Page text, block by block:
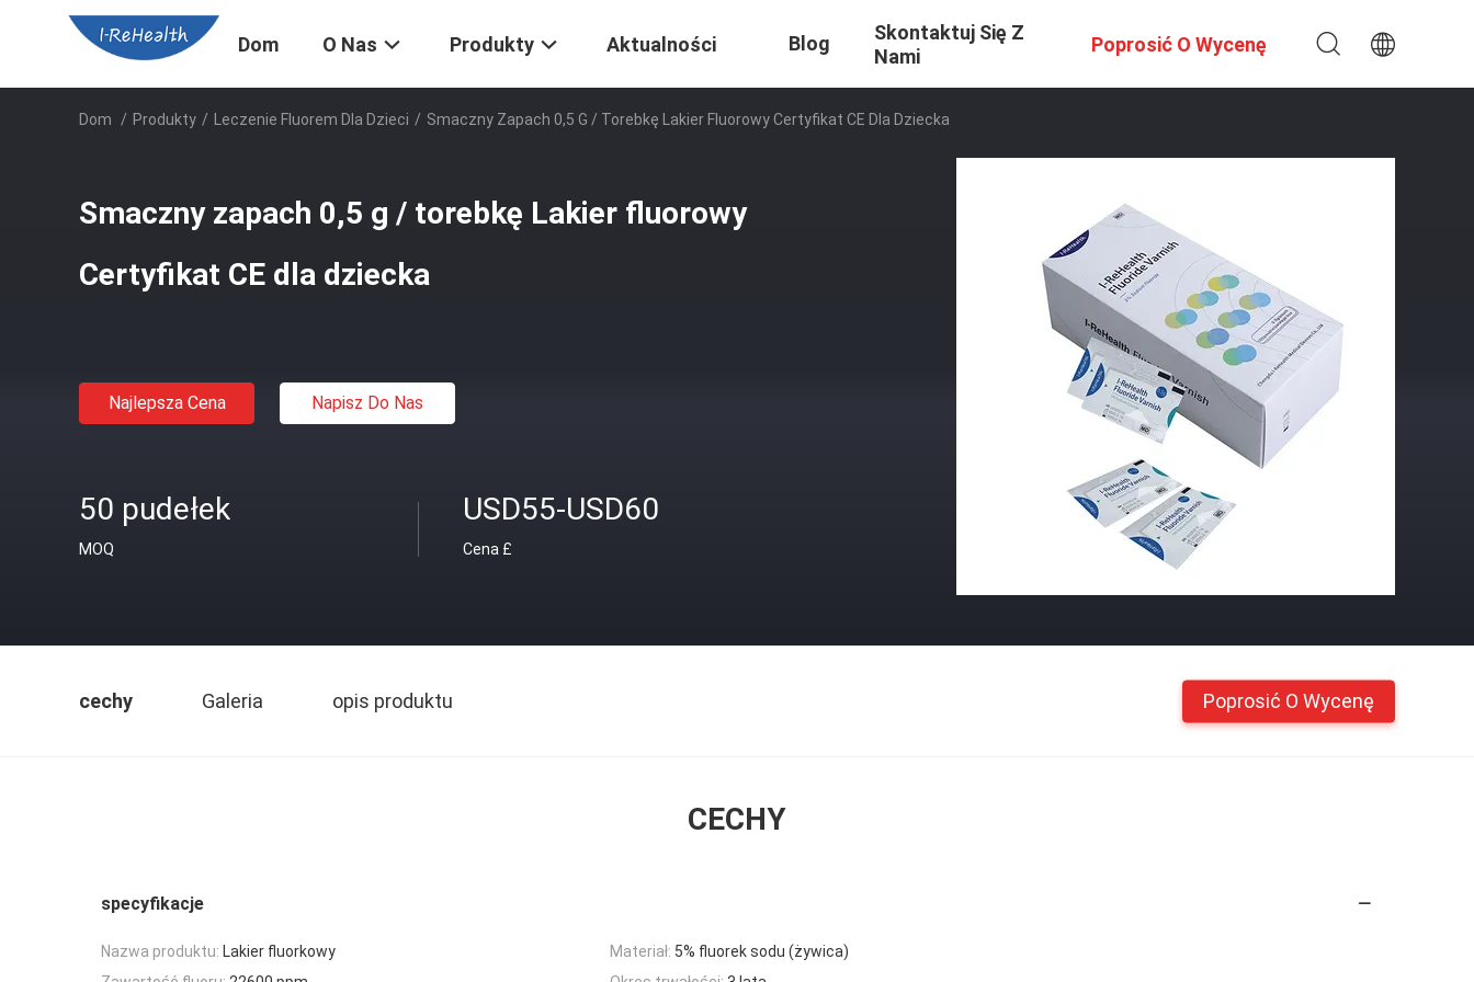
Dom O Nas Produkty Aktualności Blog
Skontaktuj Się Z
Nami
Poprosić O Wycenę
Dom / Produkty / Leczenie Fluorem Dla Dzieci / Smaczny Zapach 0,5 G / Torebkę Lakier Fluorowy Certyfikat CE Dla Dziecka
Smaczny zapach 0,5 g / torebkę Lakier fluorowy
Certyfikat CE dla dziecka
Najlepsza Cena Napisz Do Nas
50 pudełek
MOQ
USD55-USD60
Cena £
cechy Galeria opis produktu Poprosić O Wycenę
CECHY
specyfikacje
Nazwa produktu: Lakier fluorkowy Materiał: 5% fluorek sodu (żywica)